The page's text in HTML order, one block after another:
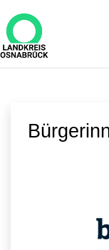
Zum Hauptinhalt